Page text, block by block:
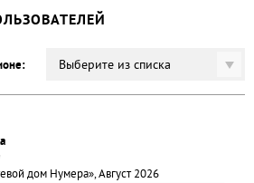
Выберите из списка
дом Нумера», Август 2026